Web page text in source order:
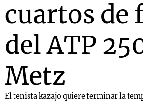
cuartos de
del ATP
Metz
El tenista kazajo quiere terminar la